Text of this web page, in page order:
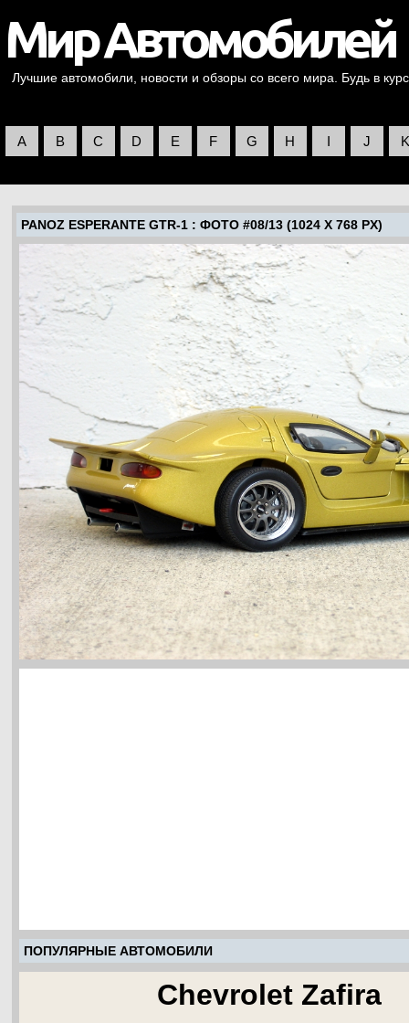
Лучшие автомобили, новости и обзоры со всего мира. Будь в
A B C D E F G H I J K
PANOZ ESPERANTE GTR-1 : ФОТО #08/13 (1024 X 768 PX)
ПОПУЛЯРНЫЕ АВТОМОБИЛИ
Chevrolet Zafira